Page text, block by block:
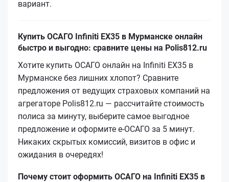
вариант.
Купить ОСАГО Infiniti EX35 в Мурманске онлайн
быстро и выгодно: сравните цены на Polis812.ru
Хотите купить ОСАГО онлайн на Infiniti EX35 в
Мурманске без лишних хлопот? Сравните
предложения от ведущих страховых компаний на
агрегаторе Polis812.ru — рассчитайте стоимость
полиса за минуту, выберите самое выгодное
предложение и оформите е‑ОСАГО за 5 минут.
Никаких скрытых комиссий, визитов в офис и
ожидания в очередях!
Почему стоит оформить ОСАГО на Infiniti EX35 в